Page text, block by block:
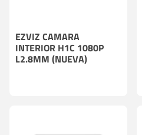
EZVIZ CAMARA
INTERIOR H1C 1080P
L2.8MM (NUEVA)